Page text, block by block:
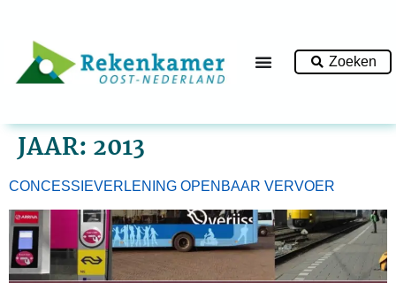
Zoeken
JAAR: 2013
CONCESSIEVERLENING OPENBAAR VERVOER